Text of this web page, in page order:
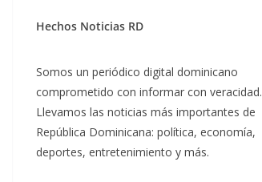
Hechos Noticias RD
Somos un periódico digital dominicano
comprometido con informar con veracidad.
Llevamos las noticias más importantes de
República Dominicana: política, economía,
deportes, entretenimiento y más.